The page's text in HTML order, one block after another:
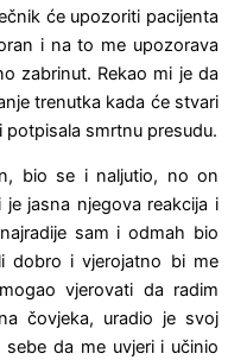
će upozoriti pacijenta
i na to me upozorava
zabrinut. Rekao mi je da
trenutka kada će stvari
smrtnu presudu.
bio se i naljutio, no on
jasna njegova reakcija i
sam i odmah bio
dobro i vjerojatno bi me
vjerovati da radim
čovjeka, uradio je svoj
da me uvjeri i učinio